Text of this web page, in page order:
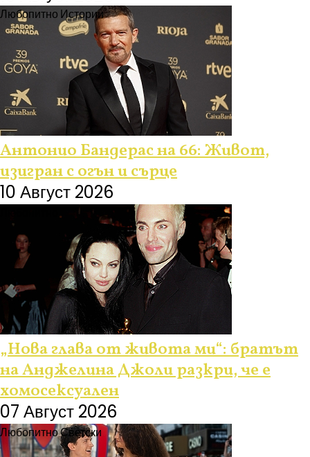
Любопитно Истории
Антонио Бандерас на 66: Живот,
изигран с огън и сърце
10 Август 2026
„Нова глава от живота ми“: братът
на Анджелина Джоли разкри, че е
хомосексуален
07 Август 2026
ЛюбопитноСветски